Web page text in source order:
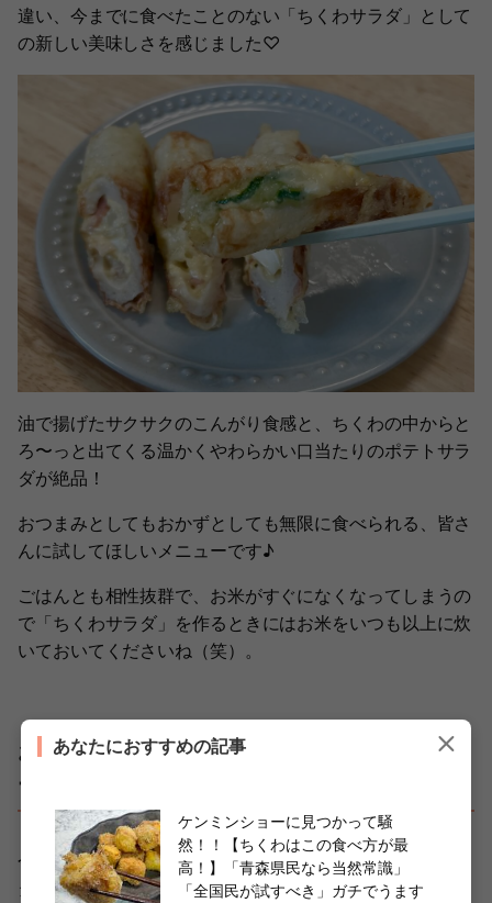
違い、今までに食べたことのない「ちくわサラダ」として
の新しい美味しさを感じました♡
油で揚げたサクサクのこんがり食感と、ちくわの中からと
ろ〜っと出てくる温かくやわらかい口当たりのポテトサラ
ダが絶品！
おつまみとしてもおかずとしても無限に食べられる、皆さ
んに試してほしいメニューです♪
ごはんとも相性抜群で、お米がすぐになくなってしまうの
で「ちくわサラダ」を作るときにはお米をいつも以上に炊
いておいてくださいね（笑）。
お弁当にも夕飯のおかずにも♡熊本ソウルフ
ードぜひ試してみて！
今回は、熊本のソウルフードとも呼ばれる「ちくわサラ
ダ」を作ってみました。
あなたにおすすめの記事
ケンミンショーに見つかって騒
然！！【ちくわはこの食べ方が最
高！】「青森県民なら当然常識」
「全国民が試すべき」ガチでうます